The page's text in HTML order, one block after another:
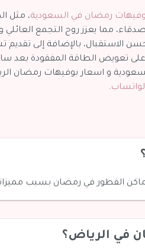
رمضان في السعودية، مثل
مما يعزز روح التجمع
بالإضافة إلى تقديم
على تعويض الطاقة المفقودة بعد
و اسعار بوفيهات رمضان
.
الفطور في رمضان بسبب
في الرياض؟